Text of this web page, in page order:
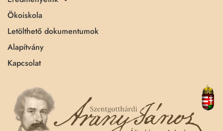
Ökoiskola
Letölthető dokumentumok
Alapítvány
Kapcsolat